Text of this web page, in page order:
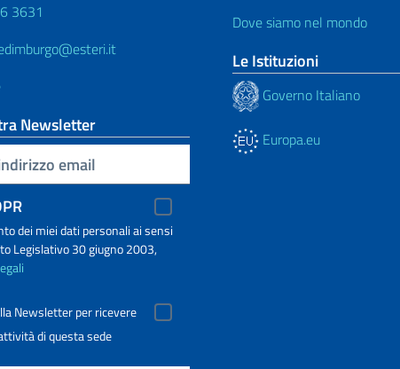
3631
Newsletter
dei miei dati personali ai sensi
Legislativo 30 giugno 2003,
Newsletter per ricevere
di questa sede
Dove siamo nel mondo
Le Istituzioni
Governo Italiano
Europa.eu